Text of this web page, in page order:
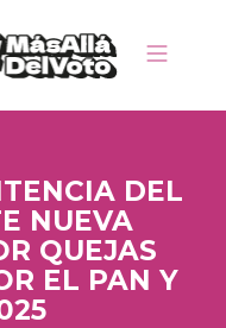
DEL
NUEVA
QUEJAS
EL PAN Y